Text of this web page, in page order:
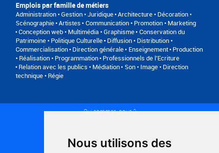
Nous utilisons des
Emplois par famille de métiers
Administration • Gestion • Juridique Architecture • Décoration •
Scénographie Artistes
Communication • Promotion • Marketing
Conception web • Multimédia • Graphisme Conservation du
Patrimoine • Politique Culturelle Diffusion • Distribution •
Commercialisation Direction générale Enseignement Production
• Réalisation • Programmation Professionnels de l’Ecriture
Relation avec les publics • Médiation
Son • Image • Direction
technique • Régie
Qui sommes-nous ?
Plan du site
FAQ recruteurs